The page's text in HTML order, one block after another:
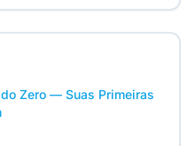
Zero — Suas Primeiras